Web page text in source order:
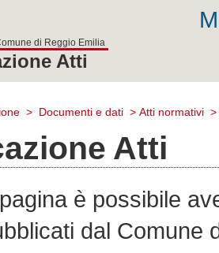
di Reggio Emilia
Atti
> Documenti e dati > Atti normativi >
Atti
è possibile
dal Comune